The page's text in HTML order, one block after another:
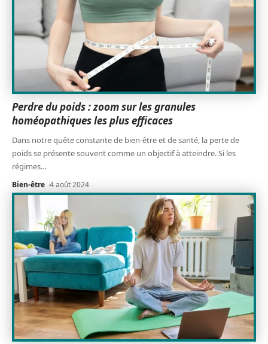
Perdre du poids : zoom sur les granules
homéopathiques les plus efficaces
Dans notre quête constante de bien-être et de santé, la perte de
poids se présente souvent comme un objectif à atteindre. Si les
régimes…
Bien-être 4 août 2024